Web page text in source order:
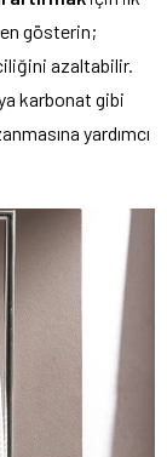
gösterin;
azaltabilir.
karbonat gibi
yardımcı